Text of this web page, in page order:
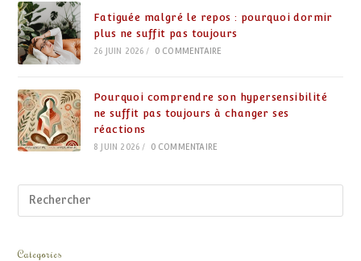
Fatiguée malgré le repos : pourquoi dormir
plus ne suffit pas toujours
26 JUIN 2026 / 0 COMMENTAIRE
Pourquoi comprendre son hypersensibilité
ne suffit pas toujours à changer ses
réactions
8 JUIN 2026 / 0 COMMENTAIRE
Categories